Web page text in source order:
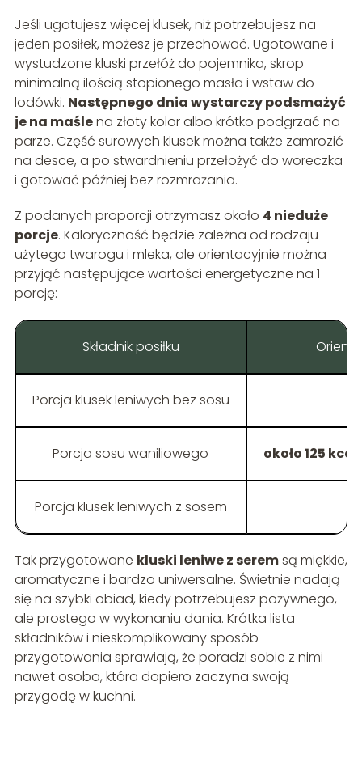
Jeśli ugotujesz więcej klusek, niż potrzebujesz na
jeden posiłek, możesz je przechować. Ugotowane i
wystudzone kluski przełóż do pojemnika, skrop
minimalną ilością stopionego masła i wstaw do
lodówki. Następnego dnia wystarczy podsmażyć
je na maślena złoty kolor albo krótko podgrzać na
parze. Część surowych klusek można także zamrozić
na desce, a po stwardnieniu przełożyć do woreczka
i gotować później bez rozmrażania.
Z podanych proporcji otrzymasz około 4 nieduże
porcje. Kaloryczność będzie zależna od rodzaju
użytego twarogu i mleka, ale orientacyjnie można
przyjąć następujące wartości energetyczne na 1
porcję:
Składnik posiłku
Porcja klusek leniwych bez sosu
Porcja sosu waniliowego około 125 kcal
Porcja klusek leniwych z sosem
Tak przygotowane kluski leniwe z seremsą miękkie,
aromatyczne i bardzo uniwersalne. Świetnie nadają
się na szybki obiad, kiedy potrzebujesz pożywnego,
ale prostego w wykonaniu dania. Krótka lista
składników i nieskomplikowany sposób
przygotowania sprawiają, że poradzi sobie z nimi
nawet osoba, która dopiero zaczyna swoją
przygodę w kuchni.